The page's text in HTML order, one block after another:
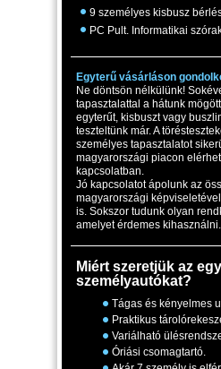
9 személyes kisbusz
PC Pult. Informatikai
Egyterű vásárláson
Ne döntsön nélkülünk!
tapasztalattal a hátunk
egyterűt, kisbuszt vagy
teszteltünk már. A
személyes tapasztalatot
magyarországi piacon
kapcsolatban.
Jó kapcsolatot ápolunk az
magyarországi
is. Sokszor tudunk olyan
amelyet érdemes kihasználni.
Miért szeretjük az
személyautókat?
Tágas és kényelmes
Praktikus
Variálható
Óriási csomagtartó.